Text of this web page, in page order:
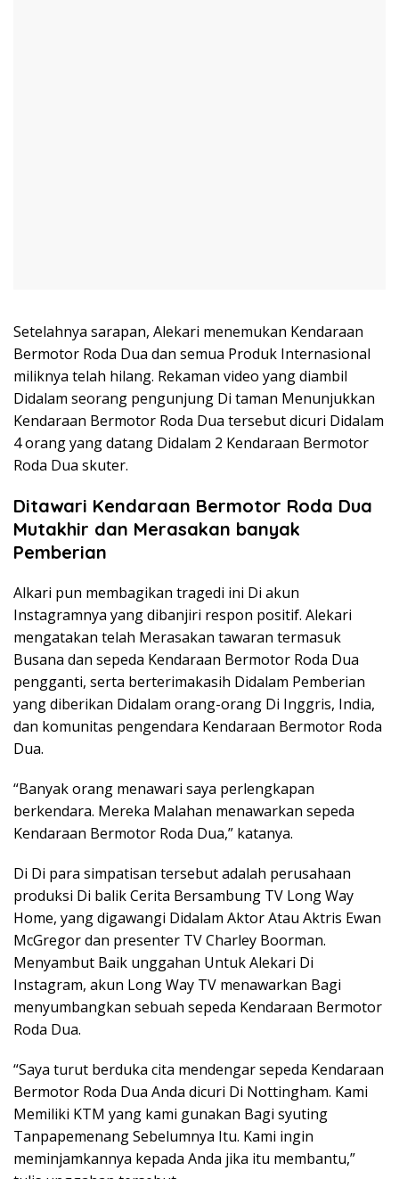
Setelahnya sarapan, Alekari menemukan Kendaraan
Bermotor Roda Dua dan semua Produk Internasional
miliknya telah hilang. Rekaman video yang diambil
Didalam seorang pengunjung Di taman Menunjukkan
Kendaraan Bermotor Roda Dua tersebut dicuri Didalam
4 orang yang datang Didalam 2 Kendaraan Bermotor
Roda Dua skuter.
Ditawari Kendaraan Bermotor Roda Dua
Mutakhir dan Merasakan banyak
Pemberian
Alkari pun membagikan tragedi ini Di akun
Instagramnya yang dibanjiri respon positif. Alekari
mengatakan telah Merasakan tawaran termasuk
Busana dan sepeda Kendaraan Bermotor Roda Dua
pengganti, serta berterimakasih Didalam Pemberian
yang diberikan Didalam orang-orang Di Inggris, India,
dan komunitas pengendara Kendaraan Bermotor Roda
Dua.
“Banyak orang menawari saya perlengkapan
berkendara. Mereka Malahan menawarkan sepeda
Kendaraan Bermotor Roda Dua,” katanya.
Di Di para simpatisan tersebut adalah perusahaan
produksi Di balik Cerita Bersambung TV Long Way
Home, yang digawangi Didalam Aktor Atau Aktris Ewan
McGregor dan presenter TV Charley Boorman.
Menyambut Baik unggahan Untuk Alekari Di
Instagram, akun Long Way TV menawarkan Bagi
menyumbangkan sebuah sepeda Kendaraan Bermotor
Roda Dua.
“Saya turut berduka cita mendengar sepeda Kendaraan
Bermotor Roda Dua Anda dicuri Di Nottingham. Kami
Memiliki KTM yang kami gunakan Bagi syuting
Tanpapemenang Sebelumnya Itu. Kami ingin
meminjamkannya kepada Anda jika itu membantu,”